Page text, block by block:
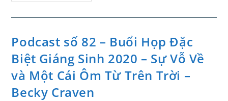
Podcast số 82 – Buổi Họp Đặc
Biệt Giáng Sinh 2020 – Sự Vỗ Về
và Một Cái Ôm Từ Trên Trời –
Becky Craven